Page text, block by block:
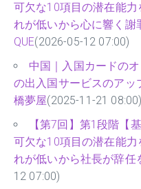
可欠な10項目の潜在能
れが低いから心に響く謝
QUE(2026-05-12 07:00)
中国｜入国カードの
の出入国サービスのアッ
橋夢屋(2025-11-21 08:00)
【第7回】第1段階【
可欠な10項目の潜在能
れが低いから社長が辞任
12 07:00)